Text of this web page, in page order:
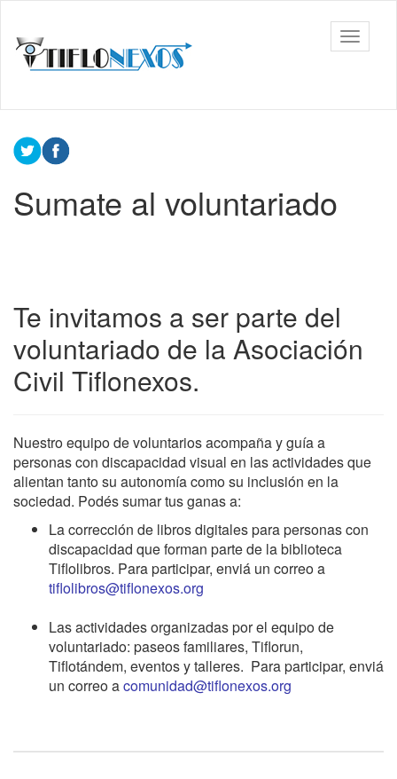
contenido
principal
Tiflonexos
barra
Contenido
principal
Sumate al voluntariado
Te invitamos a ser parte del
voluntariado de la Asociación
Civil Tiflonexos.
Nuestro equipo de voluntarios acompaña y guía a
personas con discapacidad visual en las actividades que
alientan tanto su autonomía como su inclusión en la
sociedad. Podés sumar tus ganas a:
La corrección de libros digitales para personas con
discapacidad que forman parte de la biblioteca
Tiflolibros. Para participar, enviá un correo a
tiflolibros@tiflonexos.org
Las actividades organizadas por el equipo de
voluntariado: paseos familiares, Tiflorun,
Tiflotándem, eventos y talleres. Para participar, enviá
un correo acomunidad@tiflonexos.org